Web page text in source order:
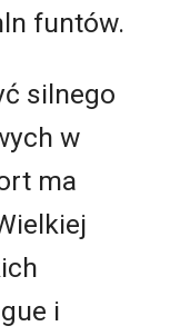
funtów.
silnego
w
ma
i